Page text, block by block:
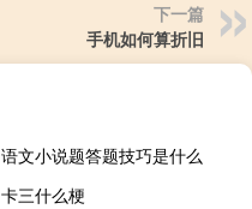
下一篇
手机如何算折旧
语文小说题答题技巧是什么
卡三什么梗